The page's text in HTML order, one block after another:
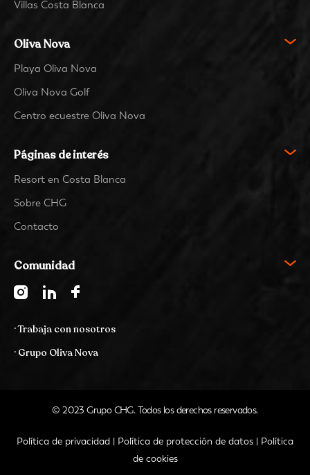
Villas Costa Blanca
Oliva Nova
Playa Oliva Nova
Oliva Nova Golf
Centro ecuestre Oliva Nova
Páginas de interés
Resort en Costa Blanca
Sobre CHG
Contacto
Comunidad
· Trabaja con nosotros
· Grupo Oliva Nova
© 2023 Grupo CHG. Todos los derechos reservados.
Política de privacidad | Política de protección de datos | Política
de cookies